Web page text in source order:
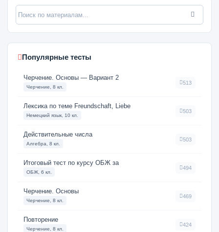
Популярные тесты
Черчение. Основы — Вариант 2
Черчение, 8 кл.
513
Лексика по теме Freundschaft, Liebe
Немецкий язык, 10 кл.
503
Действительные числа
Алгебра, 8 кл.
503
Итоговый тест по курсу ОБЖ за
ОБЖ, 6 кл.
494
Черчение. Основы
Черчение, 8 кл.
469
Повторение
Черчение, 8 кл.
424